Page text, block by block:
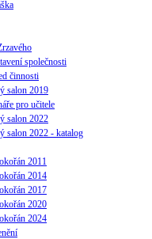
společnosti
činnosti
salon 2019
pro učitele
salon 2022
salon 2022 - katalog
2011
2014
2017
2020
2024